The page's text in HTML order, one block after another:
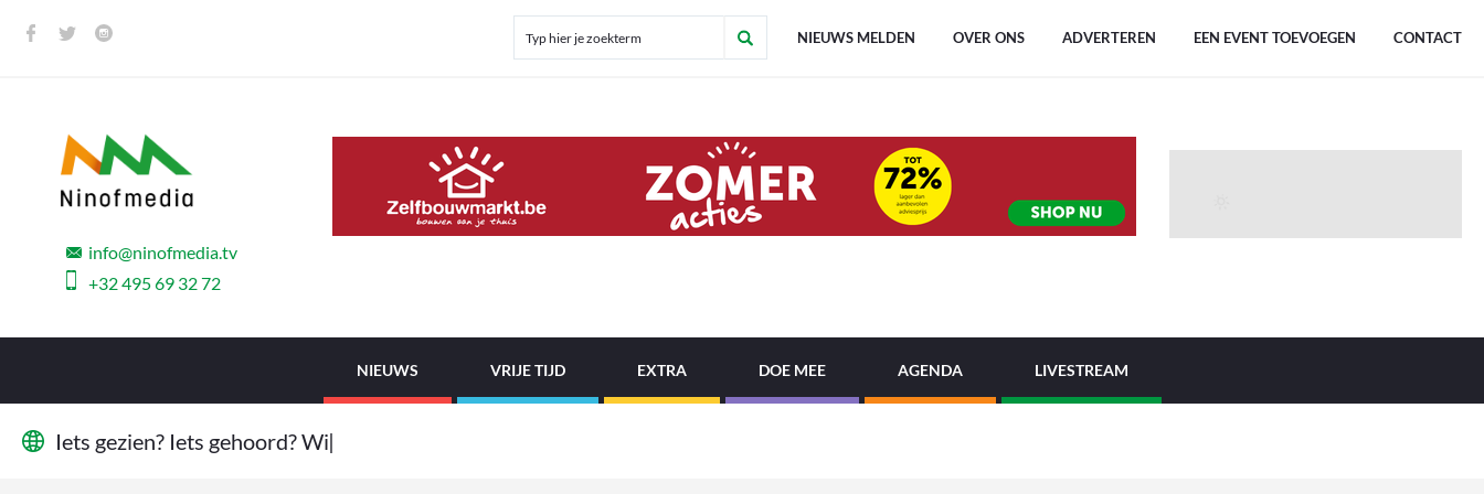
NIEUWS MELDEN OVER ONS ADVERTEREN EEN EVENT TOEVOEGEN CONTACT
info@ninofmedia.tv
+32 495 69 32 72
NIEUWS VRIJE TIJD EXTRA DOE MEE AGENDA LIVESTREAM
Iets gezien? Iets gehoord?Wij